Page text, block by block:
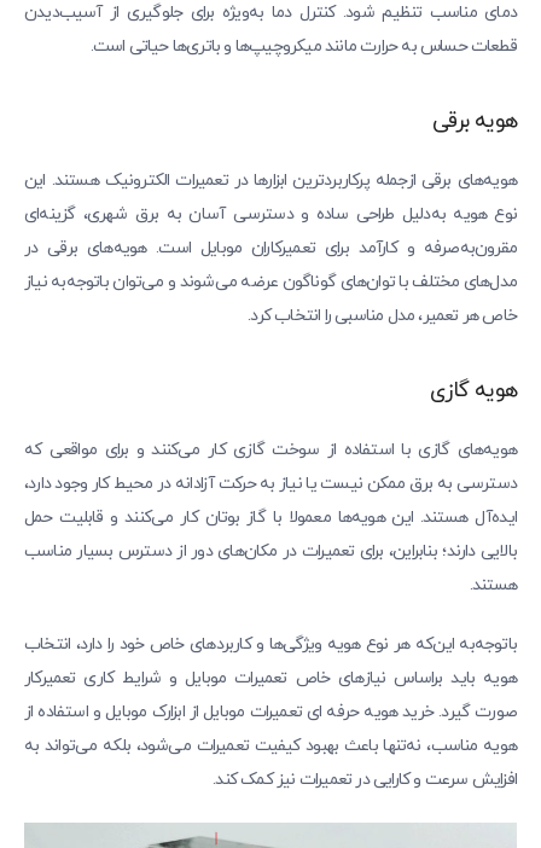
دمای مناسب تنظیم شود. کنترل دما به‌ویژه برای جلوگیری از آسیب‌دیدن
قطعات حساس به حرارت مانند میکروچیپ‌ها و باتری‌ها حیاتی است.
هویه برقی
هویه‌های برقی ازجمله پرکاربردترین ابزارها در تعمیرات الکترونیک هستند. این
نوع هویه به‌دلیل طراحی ساده و دسترسی آسان به برق شهری، گزینه‌ای
مقرون‌به‌صرفه و کارآمد برای تعمیرکاران موبایل است. هویه‌های برقی در
مدل‌های مختلف با توان‌های گوناگون عرضه می‌شوند و می‌توان باتوجه‌به نیاز
خاص هر تعمیر، مدل مناسبی را انتخاب کرد.
هویه گازی
هویه‌های گازی با استفاده از سوخت گازی کار می‌کنند و برای مواقعی که
دسترسی به برق ممکن نیست یا نیاز به حرکت آزادانه در محیط کار وجود دارد،
ایده‌آل هستند. این هویه‌ها معمولا با گاز بوتان کار می‌کنند و قابلیت حمل
بالایی دارند؛ بنابراین، برای تعمیرات در مکان‌های دور از دسترس بسیار مناسب
هستند.
باتوجه‌به این‌که هر نوع هویه ویژگی‌ها و کاربردهای خاص خود را دارد، انتخاب
هویه باید براساس نیازهای خاص تعمیرات موبایل و شرایط کاری تعمیرکار
صورت گیرد. خرید هویه حرفه‌ ای تعمیرات موبایل از ابزارک موبایل و استفاده از
هویه مناسب، نه‌تنها باعث بهبود کیفیت تعمیرات می‌شود، بلکه می‌تواند به
افزایش سرعت و کارایی در تعمیرات نیز کمک کند.